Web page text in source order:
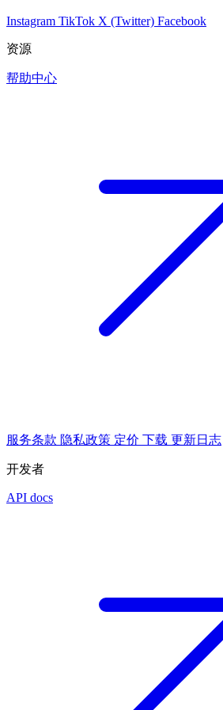
Instagram TikTok X (Twitter) Facebook
资源
帮助中心
服务条款 隐私政策 定价 下载 更新日志
开发者
API docs